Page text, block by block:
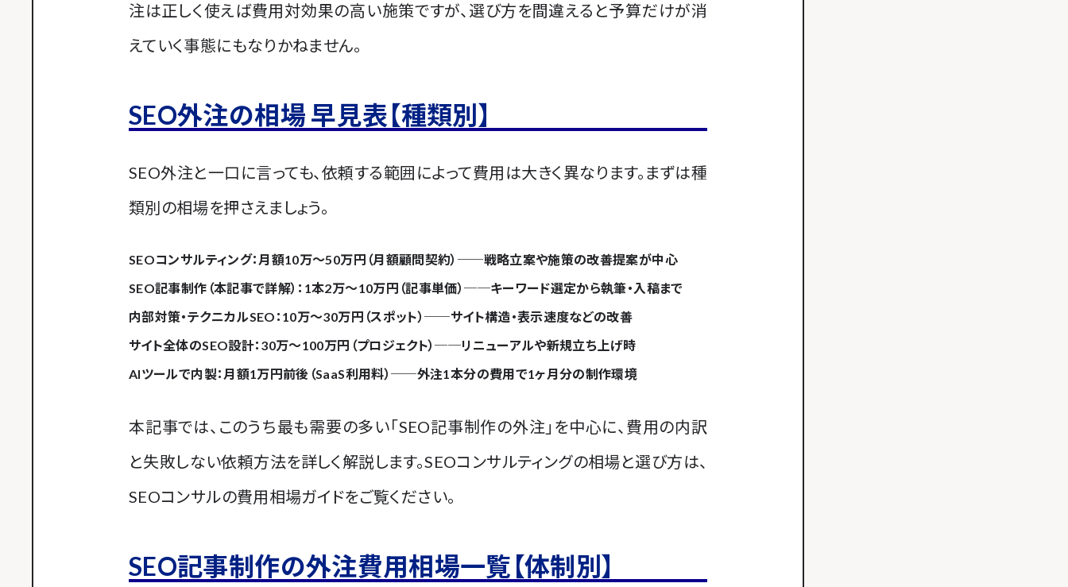
注は正しく使えば費用対効果の高い施策ですが、選び方を間違えると予算だけが消
えていく事態にもなりかねません。
SEO外注の相場 早見表【種類別】
SEO外注と一口に言っても、依頼する範囲によって費用は大きく異なります。まずは種
類別の相場を押さえましょう。
SEOコンサルティング：月額10万～50万円（月額顧問契約）──戦略立案や施策の改善提案が中心
SEO記事制作（本記事で詳解）：1本2万～10万円（記事単価）──キーワード選定から執筆・入稿まで
内部対策・テクニカルSEO：10万～30万円（スポット）──サイト構造・表示速度などの改善
サイト全体のSEO設計：30万～100万円（プロジェクト）──リニューアルや新規立ち上げ時
AIツールで内製：月額1万円前後（SaaS利用料）──外注1本分の費用で1ヶ月分の制作環境
本記事では、このうち最も需要の多い「SEO記事制作の外注」を中心に、費用の内訳
と失敗しない依頼方法を詳しく解説します。SEOコンサルティングの相場と選び方は、
SEOコンサルの費用相場ガイドをご覧ください。
SEO記事制作の外注費用相場一覧【体制別】